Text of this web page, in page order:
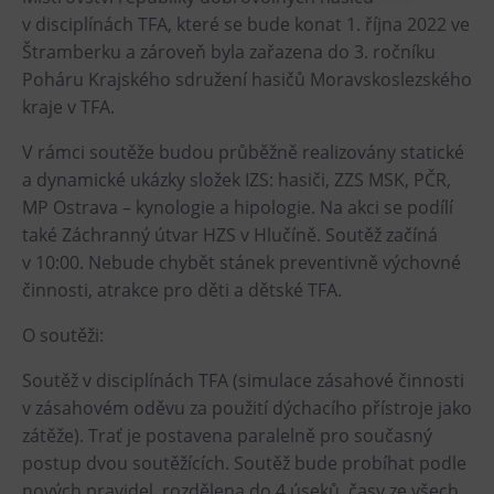
Heligonka
HopJump
Lezecká stěna
Fajna Dilna
FUTUREUM
Prohlídky
Dolní Vítkovice
Hornické muzeum
Občerstvení
Bolt Café
Kavárna Velký Svět techniky
v disciplínách TFA, které se bude konat 1. října 2022 ve
Štramberku a zároveň byla zařazena do 3. ročníku
Poháru Krajského sdružení hasičů Moravskoslezského
kraje v TFA.
V rámci soutěže budou průběžně realizovány statické
a dynamické ukázky složek IZS: hasiči, ZZS MSK, PČR,
MP Ostrava – kynologie a hipologie. Na akci se podílí
také Záchranný útvar HZS v Hlučíně. Soutěž začíná
v 10:00. Nebude chybět stánek preventivně výchovné
činnosti, atrakce pro děti a dětské TFA.
O soutěži:
Soutěž v disciplínách TFA (simulace zásahové činnosti
v zásahovém oděvu za použití dýchacího přístroje jako
zátěže). Trať je postavena paralelně pro současný
postup dvou soutěžících. Soutěž bude probíhat podle